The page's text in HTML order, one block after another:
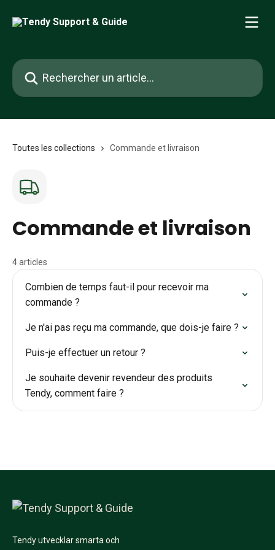
Rechercher un article...
Toutes les collections Commande et livraison
Commande et livraison
4 articles
Combien de temps faut-il pour recevoir ma
commande ?
Je n'ai pas reçu ma commande, que dois-je faire ?
Puis-je effectuer un retour ?
Je souhaite devenir revendeur des produits
Tendy, comment faire ?
Tendy utvecklar smarta och